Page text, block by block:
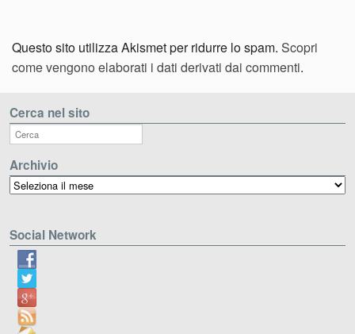
Questo sito utilizza Akismet per ridurre lo spam. Scopri
come vengono elaborati i dati derivati dai commenti.
Cerca nel sito
Archivio
Archivio
Social Network